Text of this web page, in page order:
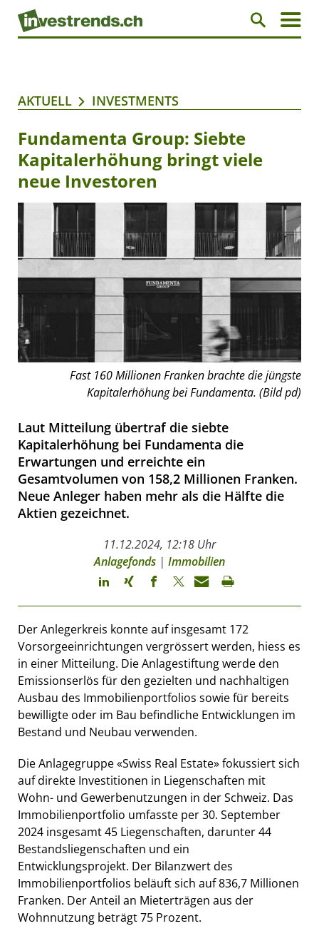
AKTUELL INVESTMENTS
Fundamenta Group: Siebte
Kapitalerhöhung bringt viele
neue Investoren
Fast 160 Millionen Franken brachte die jüngste
Kapitalerhöhung bei Fundamenta. (Bild pd)
Laut Mitteilung übertraf die siebte
Kapitalerhöhung bei Fundamenta die
Erwartungen und erreichte ein
Gesamtvolumen von 158,2 Millionen Franken.
Neue Anleger haben mehr als die Hälfte die
Aktien gezeichnet.
11.12.2024, 12:18 Uhr
Anlagefonds | Immobilien
Der Anlegerkreis konnte auf insgesamt 172
Vorsorgeeinrichtungen vergrössert werden, hiess es
in einer Mitteilung. Die Anlagestiftung werde den
Emissionserlös für den gezielten und nachhaltigen
Ausbau des Immobilienportfolios sowie für bereits
bewilligte oder im Bau befindliche Entwicklungen im
Bestand und Neubau verwenden.
Die Anlagegruppe «Swiss Real Estate» fokussiert sich
auf direkte Investitionen in Liegenschaften mit
Wohn- und Gewerbenutzungen in der Schweiz. Das
Immobilienportfolio umfasste per 30. September
2024 insgesamt 45 Liegenschaften, darunter 44
Bestandsliegenschaften und ein
Entwicklungsprojekt. Der Bilanzwert des
Immobilienportfolios beläuft sich auf 836,7 Millionen
Franken. Der Anteil an Mieterträgen aus der
Wohnnutzung beträgt 75 Prozent.